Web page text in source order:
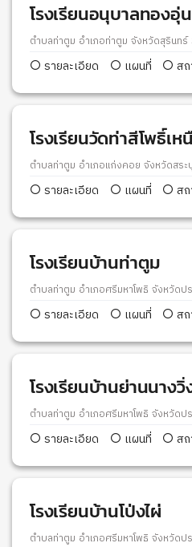
โรงเรียนอนุบาลทองอุ่น
ตำบลท่าตูม อำเภอท่าตูม จังหวัดสุรินทร์
รายละเอียด แผนที่ ส
โรงเรียนวัดท่าสีโพธิ์เห
ตำบลท่าตูม อำเภอแก่งคอย จังหวัดสร
รายละเอียด แผนที่ ส
โรงเรียนบ้านท่าตูม
ตำบลท่าตูม อำเภอศรีมหาโพธิ จังหวัดป
รายละเอียด แผนที่ ส
โรงเรียนบ้านย่านนางวิ่
ตำบลท่าตูม อำเภอศรีมหาโพธิ จังหวัดป
รายละเอียด แผนที่ ส
โรงเรียนบ้านโป่งไผ่
ตำบลท่าตูม อำเภอศรีมหาโพธิ จังหวัดป